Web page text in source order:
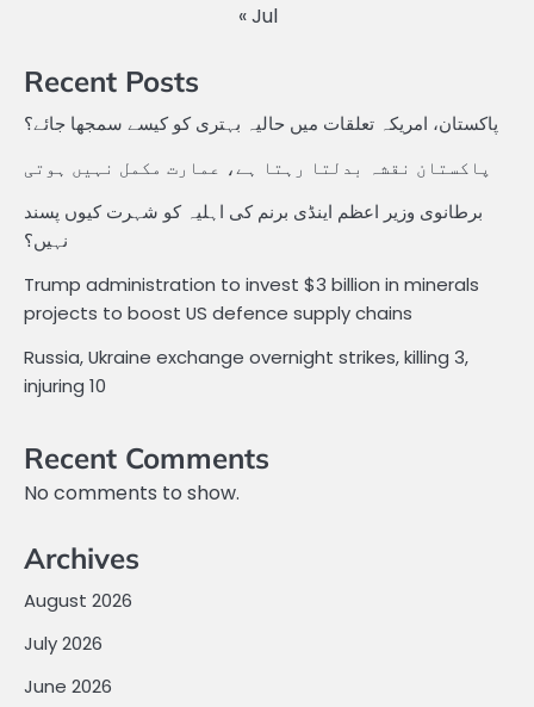
« Jul
Recent Posts
پاکستان، امریکہ تعلقات میں حالیہ بہتری کو کیسے سمجھا جائے؟
پاکستان نقشہ بدلتا رہتا ہے، عمارت مکمل نہیں ہوتی
برطانوی وزیر اعظم اینڈی برنم کی اہلیہ کو شہرت کیوں پسند
نہیں؟
Trump administration to invest $3 billion in minerals
projects to boost US defence supply chains
Russia, Ukraine exchange overnight strikes, killing 3,
injuring 10
Recent Comments
No comments to show.
Archives
August 2026
July 2026
June 2026